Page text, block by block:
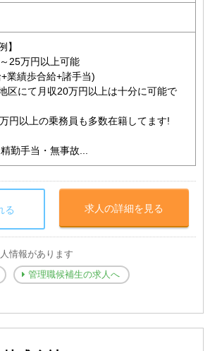
】
25万円以上可能
業績歩合給+諸手当)
区にて月収20万円以上は十分に可能で
円以上の乗務員も多数在籍してます!
勤手当・無事故...
る 求人の詳細を見る
情報があります
管理職候補生の求人へ